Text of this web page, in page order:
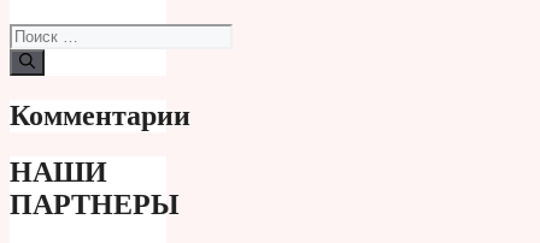
Поиск:
Комментарии
НАШИ
ПАРТНЕРЫ